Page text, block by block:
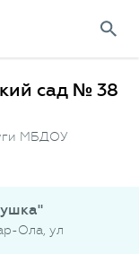
сад № 38
МБДОУ
Ола, ул